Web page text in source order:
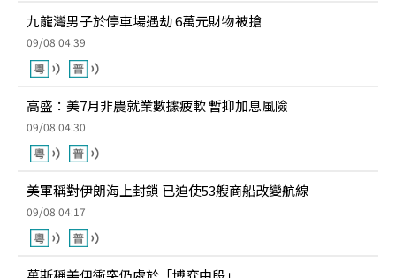
九龍灣男子於停車場遇劫 6萬元財物被搶
09/08 04:39
高盛：美7月非農就業數據疲軟 暫抑加息風險
09/08 04:30
美軍稱對伊朗海上封鎖 已迫使53艘商船改變航線
09/08 04:17